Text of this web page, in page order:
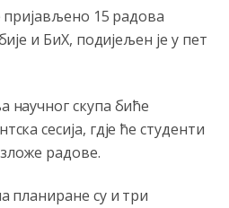
пријављено 15 радова
и БиХ, подијељен је у пет
научног скупа биће
сесија, гд‌је ће студенти
радове.
планиране су и три
pale.narode
pazite možda je
trikovima.
8:36